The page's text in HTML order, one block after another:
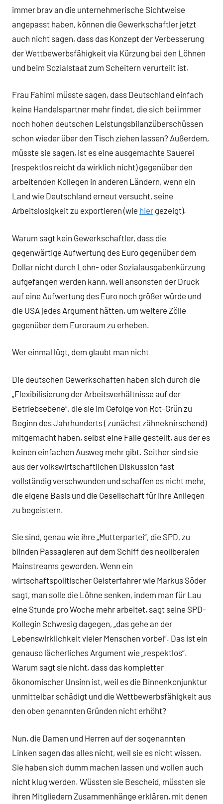
immer brav an die unternehmerische Sichtweise
angepasst haben, können die Gewerkschaftler jetzt
auch nicht sagen, dass das Konzept der Verbesserung
der Wettbewerbsfähigkeit via Kürzung bei den Löhnen
und beim Sozialstaat zum Scheitern verurteilt ist.
Frau Fahimi müsste sagen, dass Deutschland einfach
keine Handelspartner mehr findet, die sich bei immer
noch hohen deutschen Leistungsbilanzüberschüssen
schon wieder über den Tisch ziehen lassen? Außerdem,
müsste sie sagen, ist es eine ausgemachte Sauerei
(respektlos reicht da wirklich nicht) gegenüber den
arbeitenden Kollegen in anderen Ländern, wenn ein
Land wie Deutschland erneut versucht, seine
Arbeitslosigkeit zu exportieren (wie hier gezeigt).
Warum sagt kein Gewerkschaftler, dass die
gegenwärtige Aufwertung des Euro gegenüber dem
Dollar nicht durch Lohn- oder Sozialausgabenkürzung
aufgefangen werden kann, weil ansonsten der Druck
auf eine Aufwertung des Euro noch größer würde und
die USA jedes Argument hätten, um weitere Zölle
gegenüber dem Euroraum zu erheben.
Wer einmal lügt, dem glaubt man nicht
Die deutschen Gewerkschaften haben sich durch die
„Flexibilisierung der Arbeitsverhältnisse auf der
Betriebsebene“, die sie im Gefolge von Rot-Grün zu
Beginn des Jahrhunderts ( zunächst zähneknirschend)
mitgemacht haben, selbst eine Falle gestellt, aus der es
keinen einfachen Ausweg mehr gibt. Seither sind sie
aus der volkswirtschaftlichen Diskussion fast
vollständig verschwunden und schaffen es nicht mehr,
die eigene Basis und die Gesellschaft für ihre Anliegen
zu begeistern.
Sie sind, genau wie ihre „Mutterpartei“, die SPD, zu
blinden Passagieren auf dem Schiff des neoliberalen
Mainstreams geworden. Wenn ein
wirtschaftspolitischer Geisterfahrer wie Markus Söder
sagt, man solle die Löhne senken, indem man für Lau
eine Stunde pro Woche mehr arbeitet, sagt seine SPD-
Kollegin Schwesig dagegen, „das gehe an der
Lebenswirklichkeit vieler Menschen vorbei“. Das ist ein
genauso lächerliches Argument wie „respektlos“.
Warum sagt sie nicht, dass das kompletter
ökonomischer Unsinn ist, weil es die Binnenkonjunktur
unmittelbar schädigt und die Wettbewerbsfähigkeit aus
den oben genannten Gründen nicht erhöht?
Nun, die Damen und Herren auf der sogenannten
Linken sagen das alles nicht, weil sie es nicht wissen.
Sie haben sich dumm machen lassen und wollen auch
nicht klug werden. Wüssten sie Bescheid, müssten sie
ihren Mitgliedern Zusammenhänge erklären, mit denen